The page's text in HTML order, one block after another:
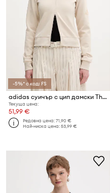
-5%* с код: FS
adidas суичър с цип дамски The Soft Lux
Текуща цена:
51,99 €
Редовна цена:71,90 €
Най-ниска цена:53,99 €